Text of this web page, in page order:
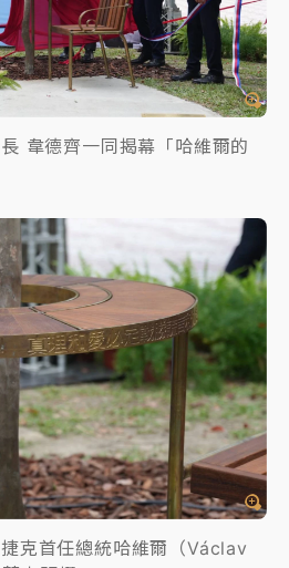
韋德齊一同揭幕「哈維爾的
捷克首任總統哈維爾（Václav